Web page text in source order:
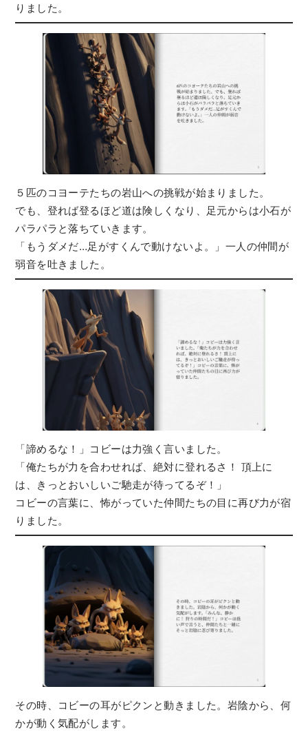
りました。
５匹のコヨーテたちの岩山への挑戦が始まりました。
でも、登れば登るほど道は険しくなり、足元からは小石が
パラパラと落ちていきます。
「もうダメだ…足がすくんで動けないよ。」一人の仲間が
弱音を吐きました。
「諦めるな！」コビーは力強く言いました。
「俺たちが力を合わせれば、絶対に登れるさ！ 頂上に
は、きっとおいしいご馳走が待ってるぞ！」
コビーの言葉に、怖がっていた仲間たちの目に再び力が宿
りました。
その時、コビーの耳がピクンと動きました。岩陰から、何
かが動く気配がします。